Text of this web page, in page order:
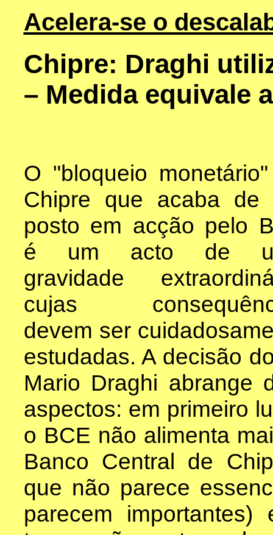
Acelera-se o
Chipre: Draghi
– Medida equivale
O "bloqueio
Chipre que acaba de
posto em acção pelo
é um acto de
gravidade
cujas
devem ser
estudadas. A decisão
Mario Draghi abrange
aspectos: em primeiro
o BCE não alimenta
Banco Central de
que não parece
parecem